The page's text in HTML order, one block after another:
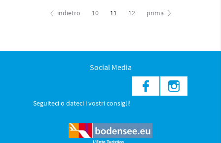
indietro 10 11 12 prima
Social Media
Seguiteci o dateci i vostri consigli!